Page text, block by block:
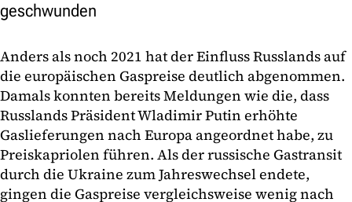
geschwunden
Anders als noch 2021 hat der Einfluss Russlands auf
die europäischen Gaspreise deutlich abgenommen.
Damals konnten bereits Meldungen wie die, dass
Russlands Präsident Wladimir Putin erhöhte
Gaslieferungen nach Europa angeordnet habe, zu
Preiskapriolen führen. Als der russische Gastransit
durch die Ukraine zum Jahreswechsel endete,
gingen die Gaspreise vergleichsweise wenig nach